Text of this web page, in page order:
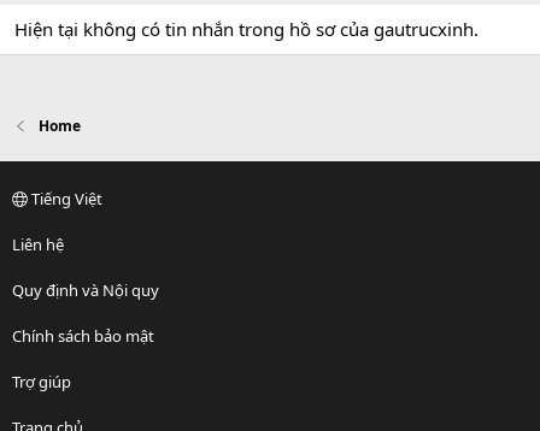
Hiện tại không có tin nhắn trong hồ sơ của gautrucxinh.
Home
Tiếng Việt
Liên hệ
Quy định và Nội quy
Chính sách bảo mật
Trợ giúp